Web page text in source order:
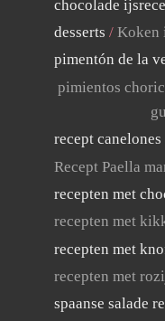
chocolade
desserts
Koken
pimentón de la
pimientos
recept canelones
Recept Paella
recepten met
recepten met
recepten met
recepten met
spaanse salade